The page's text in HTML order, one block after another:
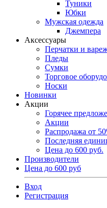
Туники
Юбки
Мужская одежда
Джемпера
Аксессуары
Перчатки и
Пледы
Сумки
Торговое
Носки
Новинки
Акции
Горячее
Акции
Распродажа от
Последняя
Цена до 600 руб.
Производители
Цена до 600 руб
Вход
Регистрация